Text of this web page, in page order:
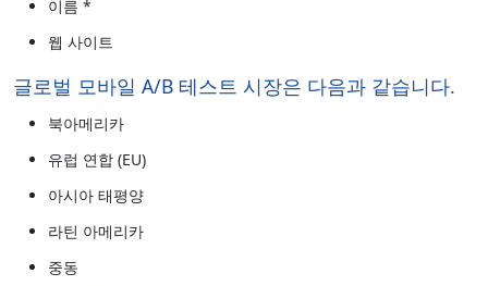
이름 *
웹 사이트
글로벌 모바일 A/B 테스트 시장은 다음과 같습니다.
북아메리카
유럽 연합 (EU)
아시아 태평양
라틴 아메리카
중동